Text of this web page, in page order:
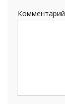
Комментарий